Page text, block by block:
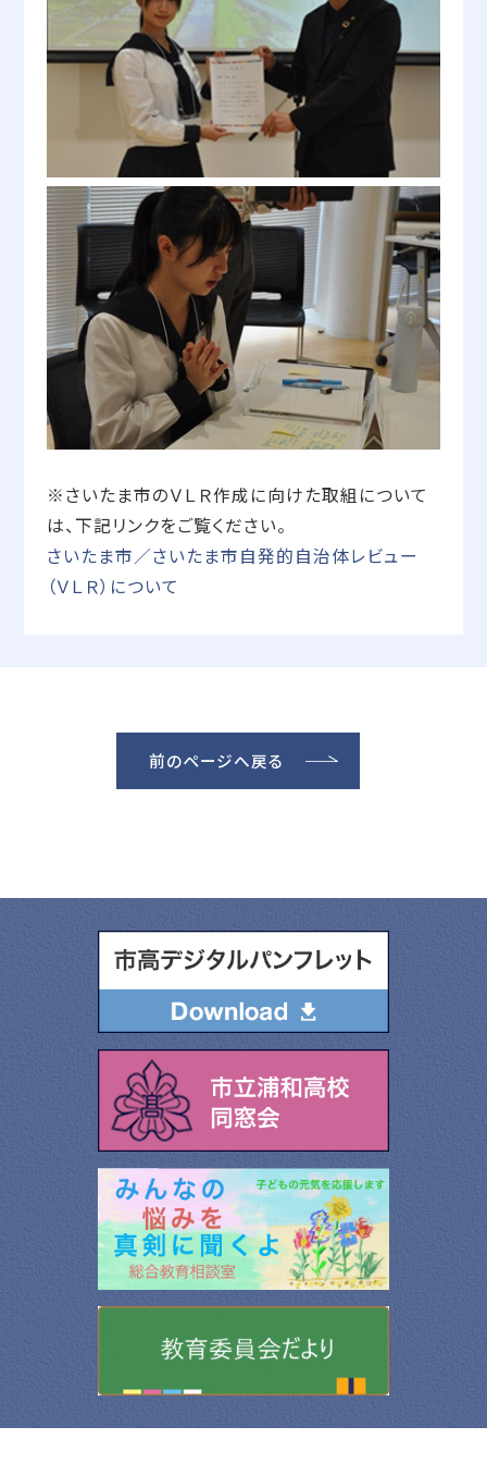
※さいたま市のＶＬＲ作成に向けた取組について
は、下記リンクをご覧ください。
さいたま市／さいたま市自発的自治体レビュー
（ＶＬＲ）について
前のページへ戻る